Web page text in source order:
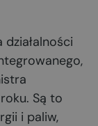
Są to
i paliw,